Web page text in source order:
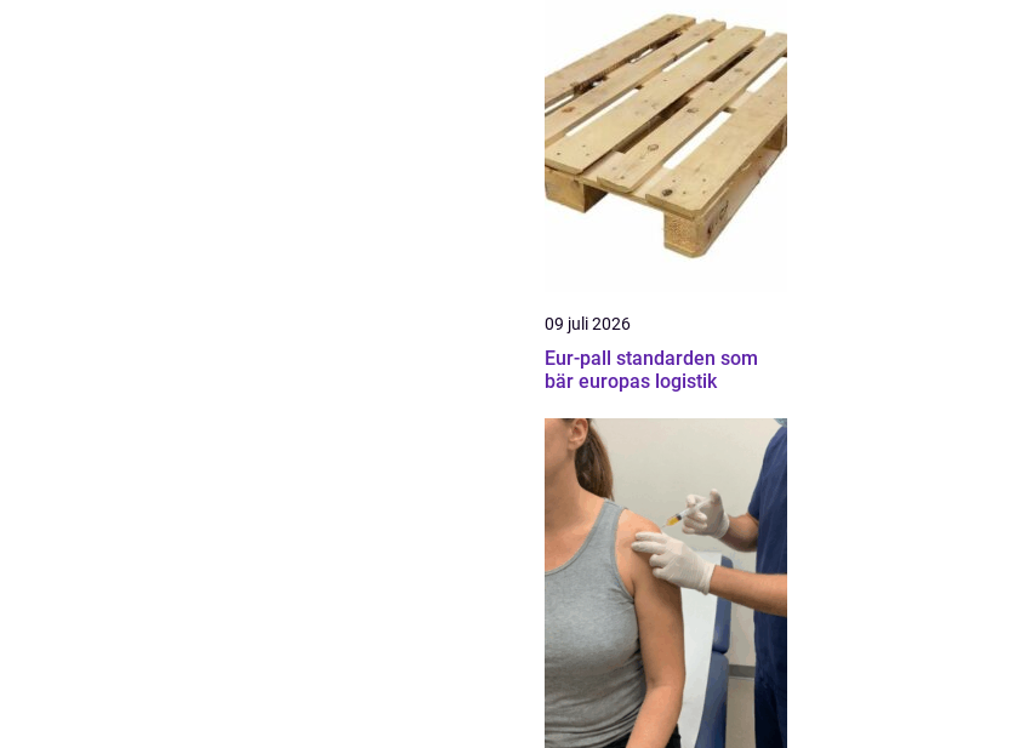
09 juli 2026
Eur-pall standarden som
bär europas logistik